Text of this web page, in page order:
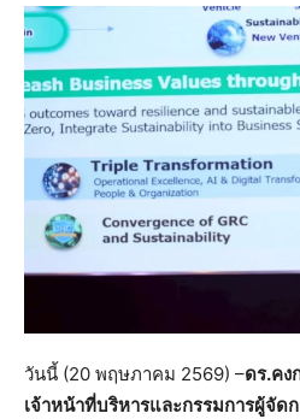
วันนี้ (20 พฤษภาคม 2569) –ดร.คง
เจ้าหน้าที่บริหารและกรรมการผู้จัด